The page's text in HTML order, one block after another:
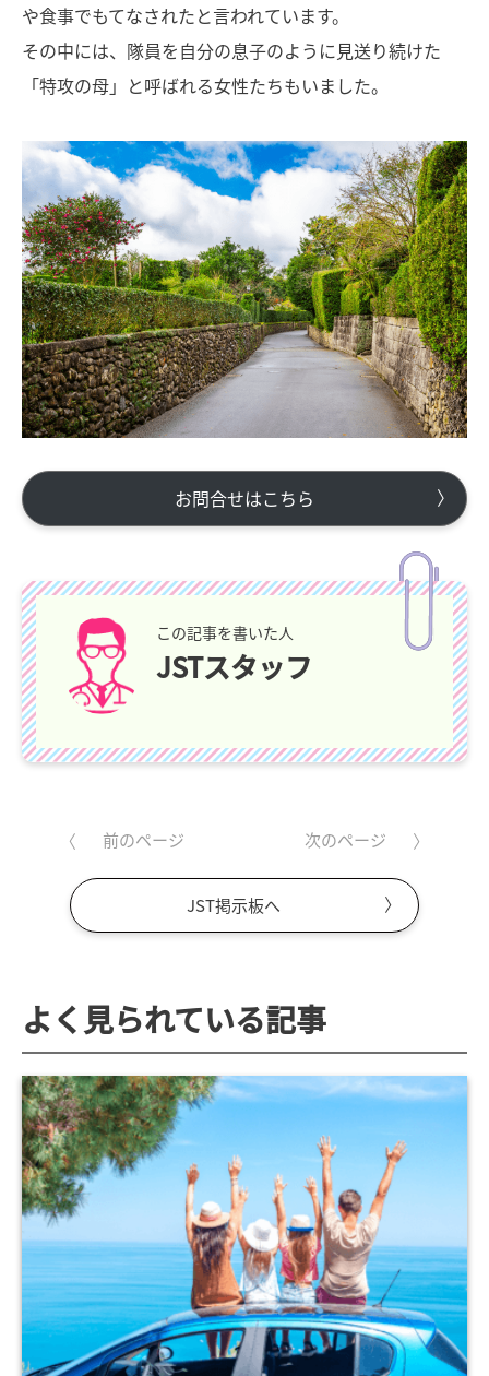
や食事でもてなされたと言われています。
その中には、隊員を自分の息子のように見送り続けた
「特攻の母」と呼ばれる女性たちもいました。
お問合せはこちら
この記事を書いた人
JSTスタッフ
前のページ
JST掲示板へ
次のページ
よく見られている記事